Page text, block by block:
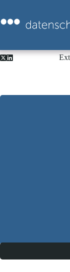
springen